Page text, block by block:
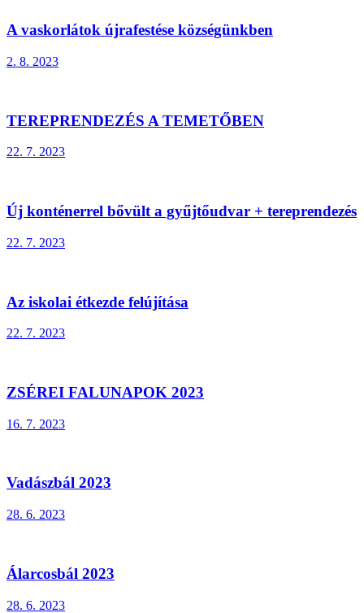
A vaskorlátok újrafestése községünkben
2. 8. 2023
TEREPRENDEZÉS A TEMETŐBEN
22. 7. 2023
Új konténerrel bővült a gyűjtőudvar + tereprendezés
22. 7. 2023
Az iskolai étkezde felújítása
22. 7. 2023
ZSÉREI FALUNAPOK 2023
16. 7. 2023
Vadászbál 2023
28. 6. 2023
Álarcosbál 2023
28. 6. 2023